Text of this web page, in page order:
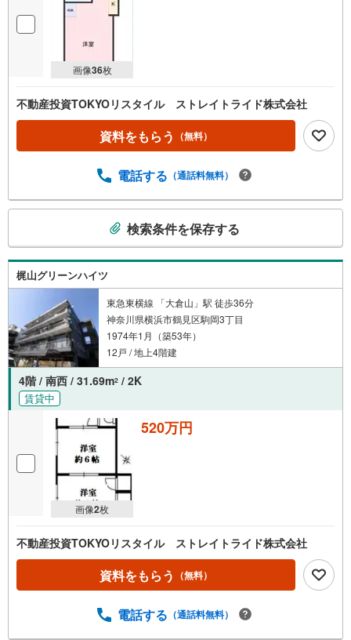
画像36枚
不動産投資TOKYOリスタイル ストレイトライド株式会社
資料をもらう （無料）
電話する （通話料無料）
検
索
条
で
通
知
を
け
・
条
イ
ペ
検索条件を保存する
梶山グリーンハイツ
東急東横線 「大倉山」駅 徒歩36分
神奈川県横浜市鶴見区駒岡3丁目
1974年1月（築53年）
12戸 / 地上4階建
4階 / 南西 / 31.69m2 / 2K
賃貸中
画像2枚
520万円
不動産投資TOKYOリスタイル ストレイトライド株式会社
資料をもらう （無料）
電話する （通話料無料）